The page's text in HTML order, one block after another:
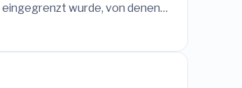
wurde, von denen